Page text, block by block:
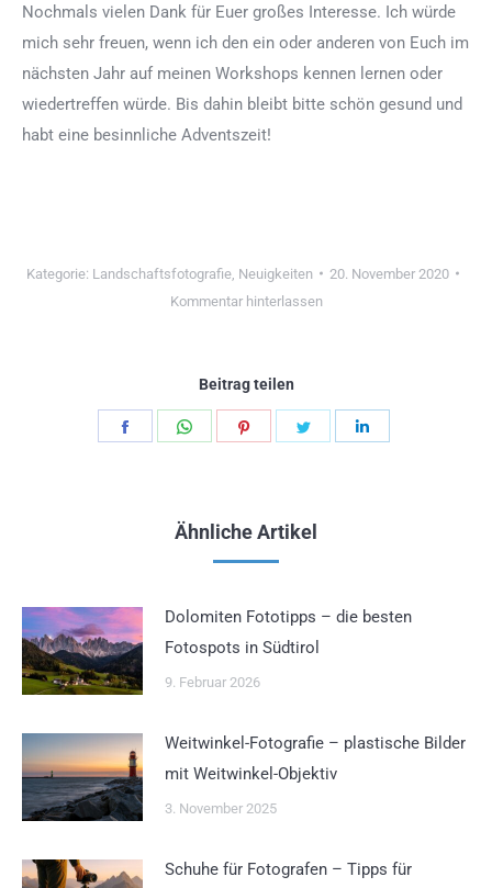
Nochmals vielen Dank für Euer großes Interesse. Ich würde
mich sehr freuen, wenn ich den ein oder anderen von Euch im
nächsten Jahr auf meinen Workshops kennen lernen oder
wiedertreffen würde. Bis dahin bleibt bitte schön gesund und
habt eine besinnliche Adventszeit!
Kategorie: Landschaftsfotografie Neuigkeiten
20. November 2020
Kommentar hinterlassen
Beitrag teilen
Teilen
Teilen
Teilen
Ähnliche Artikel
Dolomiten Fototipps – die besten
Fotospots in Südtirol
9. Februar 2026
Weitwinkel-Fotografie – plastische Bilder
mit Weitwinkel-Objektiv
3. November 2025
Schuhe für Fotografen – Tipps für